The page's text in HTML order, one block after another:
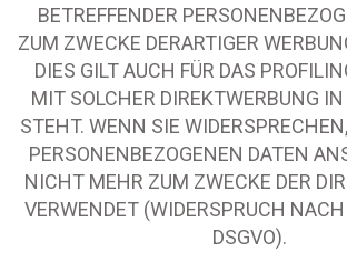
BETREFFENDER
ZUM ZWECKE DERARTIGER
DIES GILT AUCH FÜR DAS
MIT SOLCHER DIREKTWERBUNG
STEHT. WENN SIE
PERSONENBEZOGENEN DATEN
NICHT MEHR ZUM ZWECKE DER
VERWENDET (WIDERSPRUCH
DSGVO).